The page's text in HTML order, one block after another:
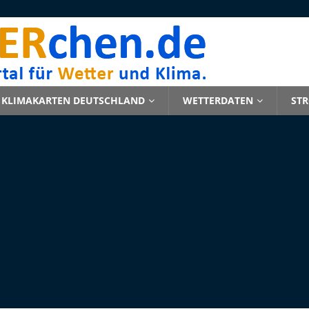
KLIMAKARTEN DEUTSCHLAND WETTERDATEN